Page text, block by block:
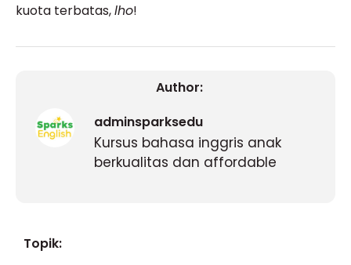
kuota terbatas,lho!
Author:
adminsparksedu
Kursus bahasa inggris anak
berkualitas dan affordable
Topik: